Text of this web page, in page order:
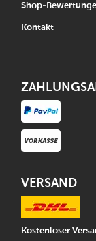
Shop-
Kontakt
VERSAND
Kostenloser